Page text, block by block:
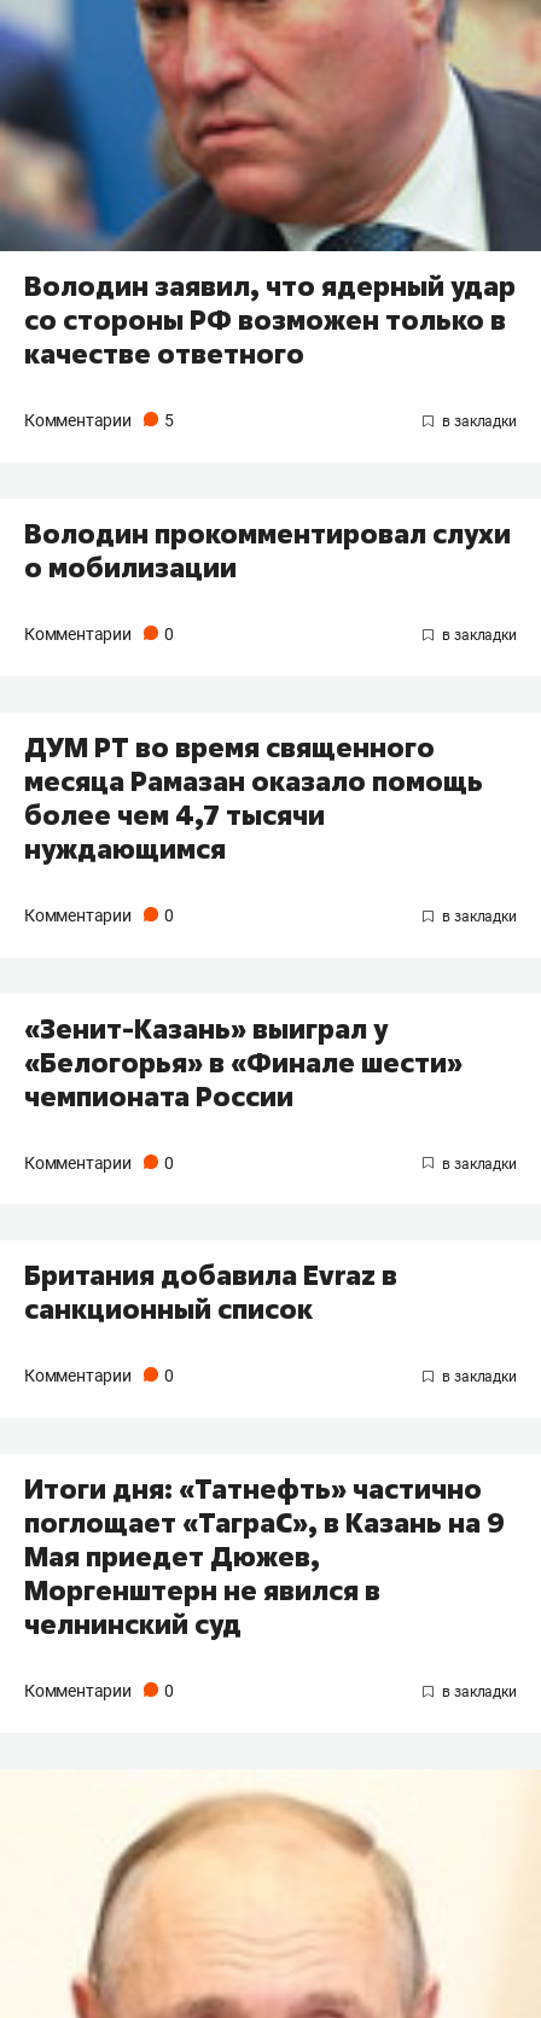
Володин заявил, что ядерный удар
со стороны РФ возможен только в
качестве ответного
Комментарии 5
Володин прокомментировал слухи
о мобилизации
Комментарии 0
ДУМ РТ во время священного
месяца Рамазан оказало помощь
более чем 4,7 тысячи
нуждающимся
Комментарии 0
«Зенит-Казань» выиграл у
«Белогорья» в «Финале шести»
чемпионата России
Комментарии 0
Британия добавила Evraz в
санкционный список
Комментарии 0
Итоги дня: «Татнефть» частично
поглощает «ТаграС», в Казань на 9
Мая приедет Дюжев,
Моргенштерн не явился в
челнинский суд
Комментарии 0